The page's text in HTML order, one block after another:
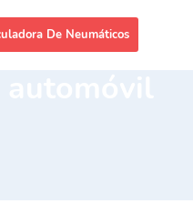
De Neumáticos